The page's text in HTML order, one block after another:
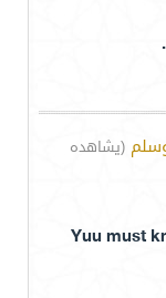
(يشاهده
Yuu must